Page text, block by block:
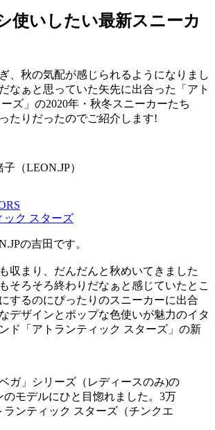
使いしたい最新スニーカ
、秋の気配が感じられるようになりまし
なぁと思っていた矢先に出合った「アト
ズ」の2020年・秋冬スニーカーたち
たりだったのでご紹介します!
（LEON.JP）
ック スターズ
の吉田です。
収まり、だんだんと秋めいてきました
そろそろ終わりだなぁと感じていたとこ
するのにぴったりのスニーカーに出合
デザインとポップな色使いが魅力のイタ
ド「アトランティック スターズ」の新
ガ」シリーズ（レディースのみ)の
のモデルにひと目惚れました。3万
ランティック スターズ（チンクエ